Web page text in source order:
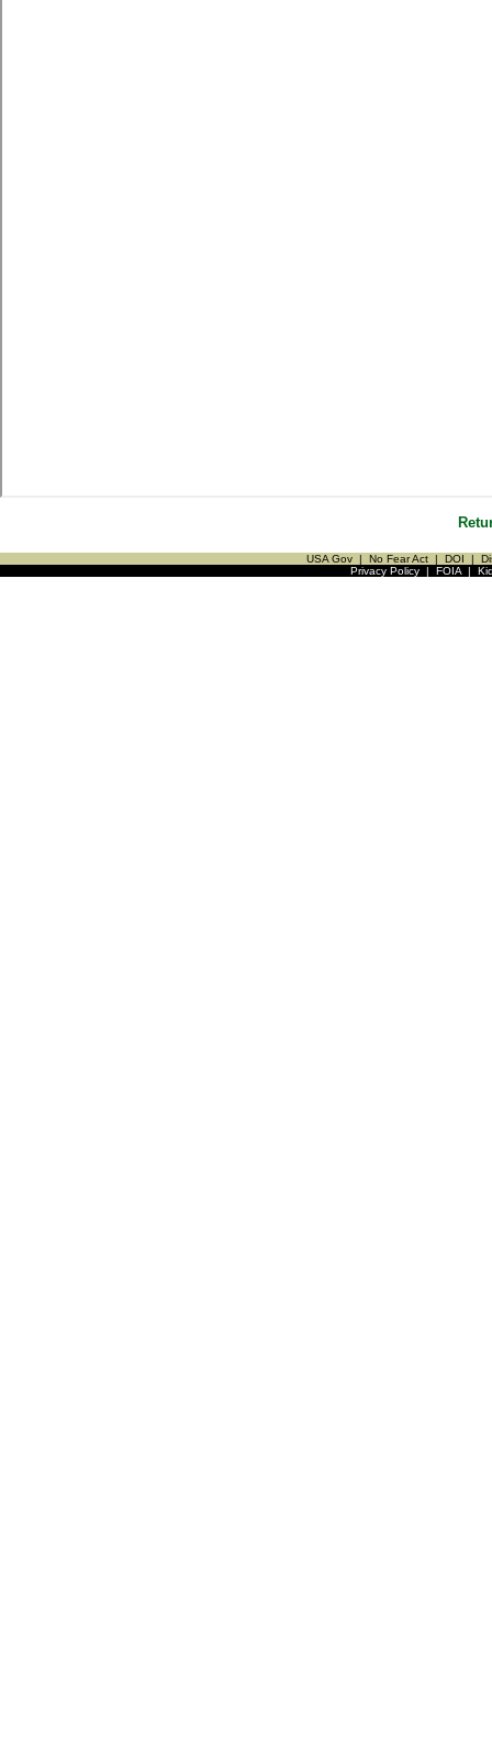
USA Gov | No Fear Act | DOI |
Privacy Policy| FOIA|